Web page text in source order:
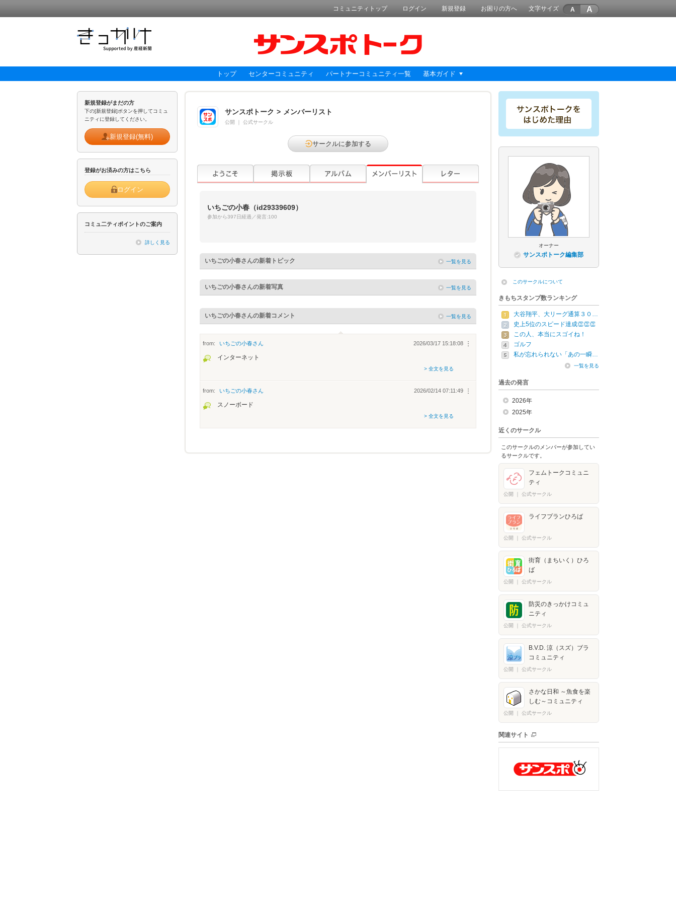
コミュニティトップ ログイン 新規登録 お困りの方へ 文字サイズ A
トップ センターコミュニティ パートナーコミュニティ一覧 基本ガイド
新規登録がまだの方
下の[新規登録]ボタンを押してコミュ
ニティに登録してください。
新規登録(無料)
登録がお済みの方はこちら
ログイン
コミュ二ティポイントのご案内
詳しく見る
サンスポトーク > メンバーリスト
公開 公式サークル
サークルに参加する
いちごの小春 （id29339609）
参加から397日経過／発言:100
いちごの小春さんの新着トピック 一覧を見る
いちごの小春さんの新着写真 一覧を見る
いちごの小春さんの新着コメント 一覧を見る
from: いちごの小春さん ︙
2026/03/17 15:18:08
インターネット
> 全文を見る
from: いちごの小春さん ︙
2026/02/14 07:11:49
スノーボード
> 全文を見る
オーナー
サンスポトーク編集部
このサークルについて
きもちスタンプ数ランキング
大谷翔平、大リーグ通算３０…
史上5位のスピード達成👏👏👏
この人、本当にスゴイね！
ゴルフ
私が忘れられない「あの一瞬…
一覧を見る
過去の発言
2026年
2025年
近くのサークル
このサークルのメンバーが参加してい
るサークルです。
フェムトークコミュニ
ティ
公開 公式サークル
ライフプランひろば
公開 公式サークル
街育（まちいく）ひろ
ば
公開 公式サークル
防災のきっかけコミュ
ニティ
公開 公式サークル
B.V.D. 涼（スズ）ブラ
コミュニティ
公開 公式サークル
さかな日和 ～魚食を楽
しむ～コミュニティ
公開 公式サークル
関連サイト